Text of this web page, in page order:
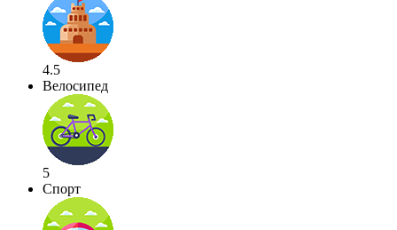
4.5
Велосипед
5
Спорт